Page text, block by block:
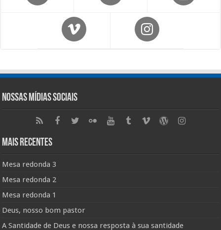
Nossas Mídias Sociais
Mais Recentes
Mesa redonda 3
Mesa redonda 2
Mesa redonda 1
Deus, nosso bom pastor
A Santidade de Deus e nossa resposta à sua santidade